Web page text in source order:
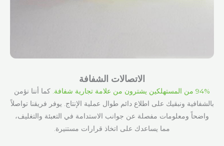
الاتصالات الشفافة
94% من المستهلكين يشترون من علامة تجارية شفافة.
كما أننا نؤمن
بالشفافية ونبقيك على اطلاع دائم طوال عملية الإنتاج. يوفر فريقنا تواصلاً
واضحاً ومعلومات مفصلة عن جوانب الاستدامة في التعبئة والتغليف،
مما يساعدك على اتخاذ قرارات مستنيرة.